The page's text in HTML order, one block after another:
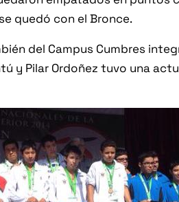
quedó con el Bronce.
del Campus Cumbres
y Pilar Ordoñez tuvo una